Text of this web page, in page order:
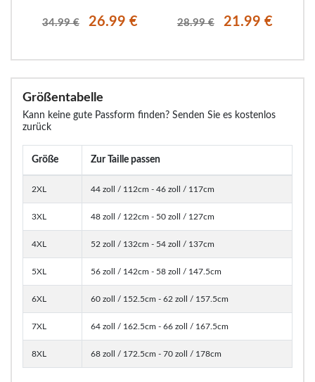
34.99 € 26.99 € 28.99 € 21.99 €
Größentabelle
Kann keine gute Passform finden? Senden Sie es kostenlos
zurück
Größe Zur Taille passen
2XL 44 zoll / 112cm - 46 zoll / 117cm
3XL 48 zoll / 122cm - 50 zoll / 127cm
4XL 52 zoll / 132cm - 54 zoll / 137cm
5XL 56 zoll / 142cm - 58 zoll / 147.5cm
6XL 60 zoll / 152.5cm - 62 zoll / 157.5cm
7XL 64 zoll / 162.5cm - 66 zoll / 167.5cm
8XL 68 zoll / 172.5cm - 70 zoll / 178cm